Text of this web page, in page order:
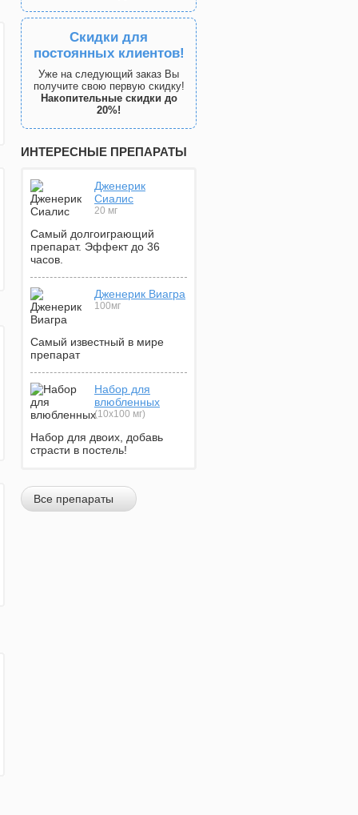
Скидки для
постоянных клиентов!
Уже на следующий заказ Вы
получите свою первую скидку!
Накопительные скидки до
20%!
ИНТЕРЕСНЫЕ ПРЕПАРАТЫ
Дженерик
Сиалис
20 мг
Самый долгоиграющий
препарат. Эффект до 36
часов.
Дженерик Виагра
100мг
Самый известный в мире
препарат
Набор для
влюбленных
(10х100 мг)
Набор для двоих, добавь
страсти в постель!
Все препараты